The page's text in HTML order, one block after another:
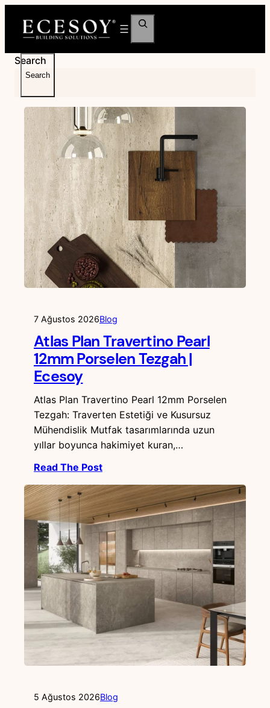
Ara
Search
Search
7 Ağustos 2026Blog
Atlas Plan Travertino Pearl
12mm Porselen Tezgah |
Ecesoy
Atlas Plan Travertino Pearl 12mm Porselen
Tezgah: Traverten Estetiği ve Kusursuz
Mühendislik Mutfak tasarımlarında uzun
yıllar boyunca hakimiyet kuran,…
Read The Post
5 Ağustos 2026Blog